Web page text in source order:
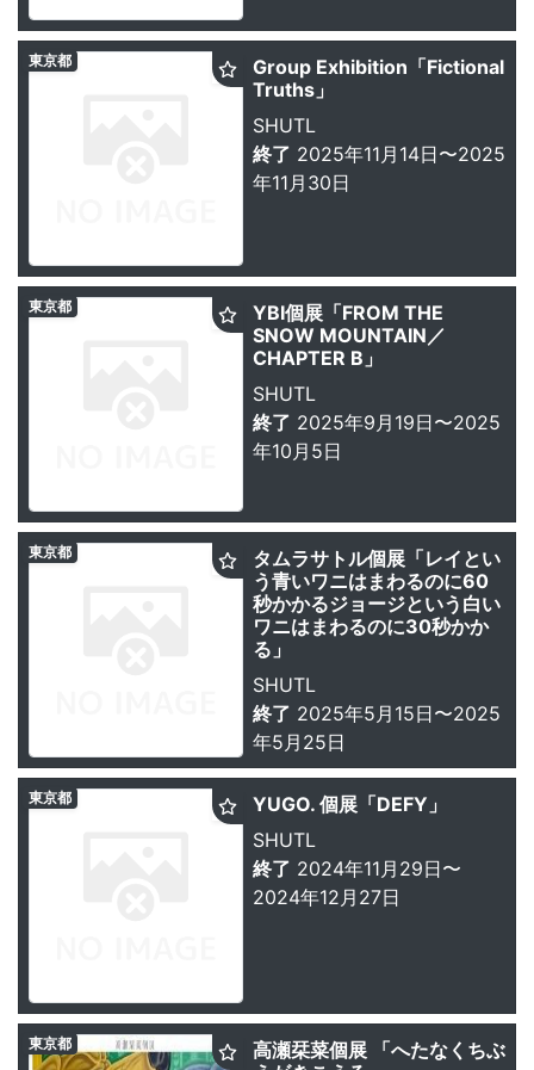
Group Exhibition「Fictional
Truths」
SHUTL
終了 2025年11月14日〜2025
年11月30日
東京都
YBI個展「FROM THE
SNOW MOUNTAIN／
CHAPTER B」
SHUTL
終了 2025年9月19日〜2025
年10月5日
東京都
タムラサトル個展「レイとい
う青いワニはまわるのに60
秒かかるジョージという白い
ワニはまわるのに30秒かか
る」
SHUTL
終了 2025年5月15日〜2025
年5月25日
東京都
YUGO. 個展「DEFY」
SHUTL
終了 2024年11月29日〜
2024年12月27日
東京都
高瀬栞菜個展 「へたなくちぶ
東京都